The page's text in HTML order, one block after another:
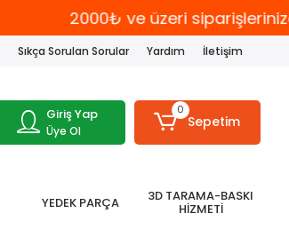
2000₺ ve üzeri siparişlerinizde
Sıkça Sorulan Sorular Yardım İletişim
Giriş Yap
Üye Ol
0
Sepetim
YEDEK PARÇA 3D TARAMA-BASKI
HİZMETİ